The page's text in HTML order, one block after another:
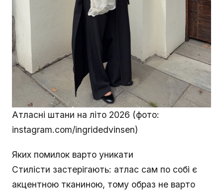
Атласні штани на літо 2026 (фото:
instagram.com/ingridedvinsen)
Яких помилок варто уникати
Стилісти застерігають: атлас сам по собі є
акцентною тканиною, тому образ не варто